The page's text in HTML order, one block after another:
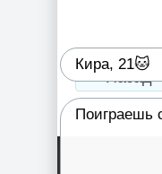
Назад
Кира, 21🐱
Поиграешь